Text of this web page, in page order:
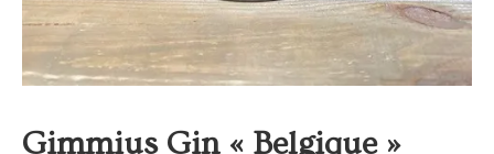
Gimmius Gin « Belgique »